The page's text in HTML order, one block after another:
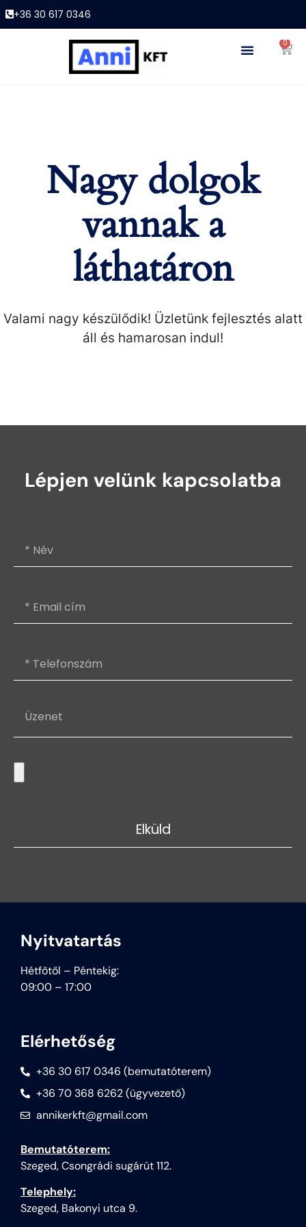
+36 30 617 0346
0
Nagy dolgok
vannak a
láthatáron
Valami nagy készülődik! Üzletünk fejlesztés alatt
áll és hamarosan indul!
Lépjen velünk kapcsolatba
Elküld
Nyitvatartás
Hétfőtől – Péntekig:
09:00 – 17:00
Elérhetőség
+36 30 617 0346 (bemutatóterem)
+36 70 368 6262 (ügyvezető)
annikerkft@gmail.com
Bemutatóterem:
Szeged, Csongrádi sugárút 112.
Telephely:
Szeged, Bakonyi utca 9.